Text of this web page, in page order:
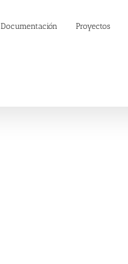
Documentación Proyectos